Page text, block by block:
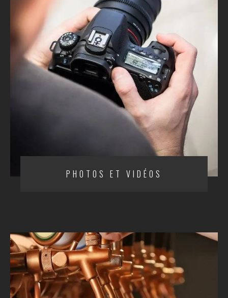
PHOTOS ET VIDÉOS